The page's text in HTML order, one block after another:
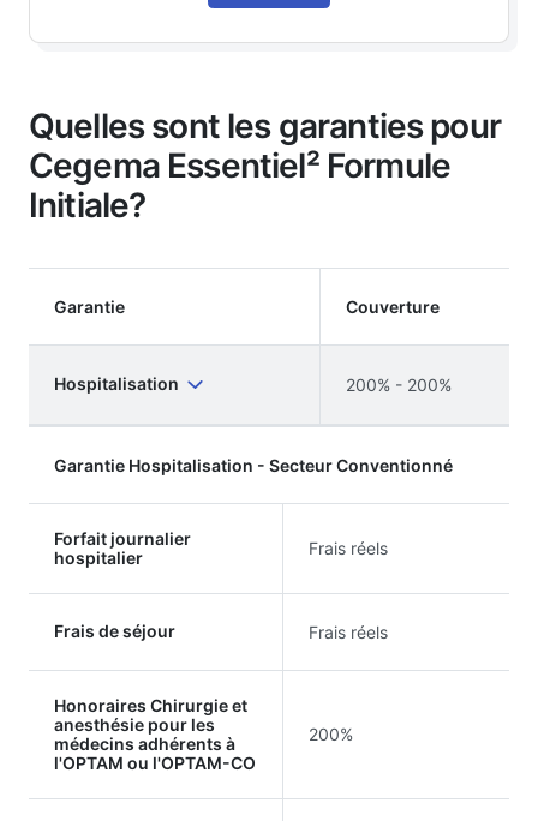
Quelles sont les garanties pour
Cegema Essentiel² Formule
Initiale?
Garantie Couverture
Hospitalisation 200% - 200%
Garantie Hospitalisation - Secteur Conventionné
Forfait journalier
hospitalier
Frais réels
Frais de séjour Frais réels
Honoraires Chirurgie et
anesthésie pour les
médecins adhérents à
l'OPTAM ou l'OPTAM-CO
200%